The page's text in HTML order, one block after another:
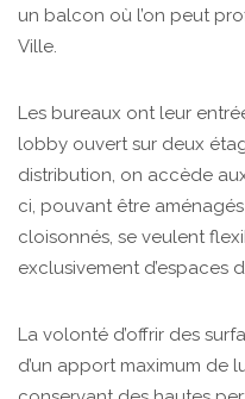
un balcon où l’on peut
Ville.
Les bureaux ont leur
lobby ouvert sur deux
distribution, on accède
ci, pouvant être
cloisonnés, se veulent
exclusivement d’espaces
La volonté d’offrir des
d’un apport maximum de